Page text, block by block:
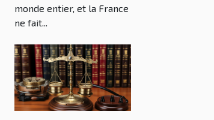
monde entier, et la France
ne fait...